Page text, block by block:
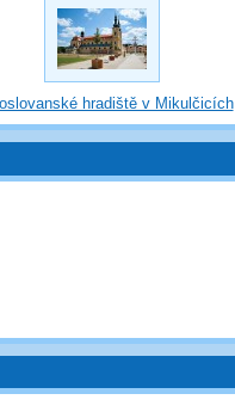
hradiště v Mikulčicích